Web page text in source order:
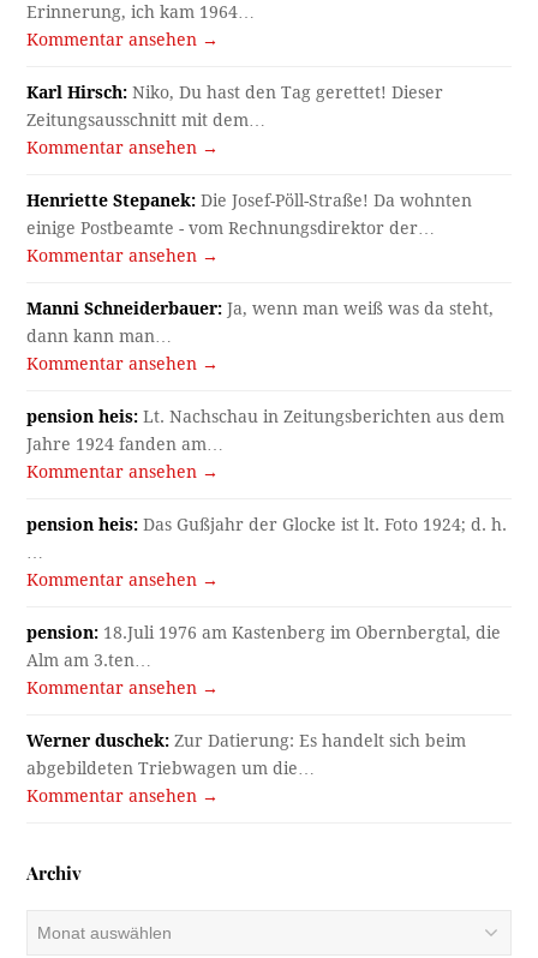
Erinnerung, ich kam 1964…
Kommentar ansehen →
Karl Hirsch: Niko, Du hast den Tag gerettet! Dieser
Zeitungsausschnitt mit dem…
Kommentar ansehen →
Henriette Stepanek: Die Josef-Pöll-Straße! Da wohnten
einige Postbeamte - vom Rechnungsdirektor der…
Kommentar ansehen →
Manni Schneiderbauer: Ja, wenn man weiß was da steht,
dann kann man…
Kommentar ansehen →
pension heis: Lt. Nachschau in Zeitungsberichten aus dem
Jahre 1924 fanden am…
Kommentar ansehen →
pension heis: Das Gußjahr der Glocke ist lt. Foto 1924; d. h.
Kommentar ansehen →
pension: 18.Juli 1976 am Kastenberg im Obernbergtal, die
Alm am 3.ten…
Kommentar ansehen →
Werner duschek: Zur Datierung: Es handelt sich beim
abgebildeten Triebwagen um die…
Kommentar ansehen →
Archiv